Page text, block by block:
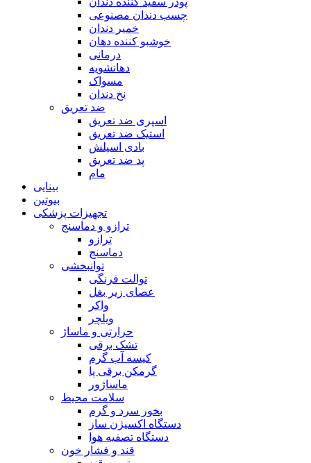
چسب دندان مصنوعی
خمیر دندان
خوشبو کننده دهان
درمانی
دهانشویه
مسواک
نخ دندان
ضد تعریق
اسپری ضد تعریق
استیک ضد تعریق
بادی اسپلش
پد ضد تعریق
مام
بینایی
بیوتین
تجهیزات پزشکی
ترازو و دماسنج
ترازو
دماسنج
توانبخشی
توالت فرنگی
عصای زیر بغل
واکر
ویلچر
حرارتی و ماساژ
تشک برقی
کیسه آب گرم
گرمکن برقی پا
ماساژور
سلامت محیط
بخور سرد و گرم
دستگاه اکسیژن ساز
دستگاه تصفیه هوا
قند و فشار خون